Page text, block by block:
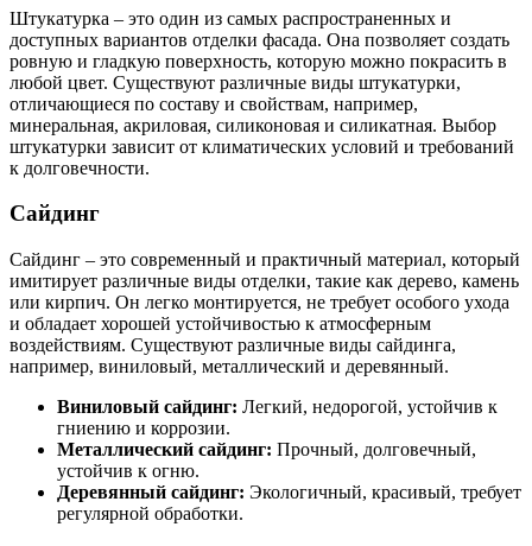
Штукатурка – это один из самых распространенных и
доступных вариантов отделки фасада. Она позволяет создать
ровную и гладкую поверхность, которую можно покрасить в
любой цвет. Существуют различные виды штукатурки,
отличающиеся по составу и свойствам, например,
минеральная, акриловая, силиконовая и силикатная. Выбор
штукатурки зависит от климатических условий и требований
к долговечности.
Сайдинг
Сайдинг – это современный и практичный материал, который
имитирует различные виды отделки, такие как дерево, камень
или кирпич. Он легко монтируется, не требует особого ухода
и обладает хорошей устойчивостью к атмосферным
воздействиям. Существуют различные виды сайдинга,
например, виниловый, металлический и деревянный.
Виниловый сайдинг: Легкий, недорогой, устойчив к
гниению и коррозии.
Металлический сайдинг: Прочный, долговечный,
устойчив к огню.
Деревянный сайдинг: Экологичный, красивый, требует
регулярной обработки.